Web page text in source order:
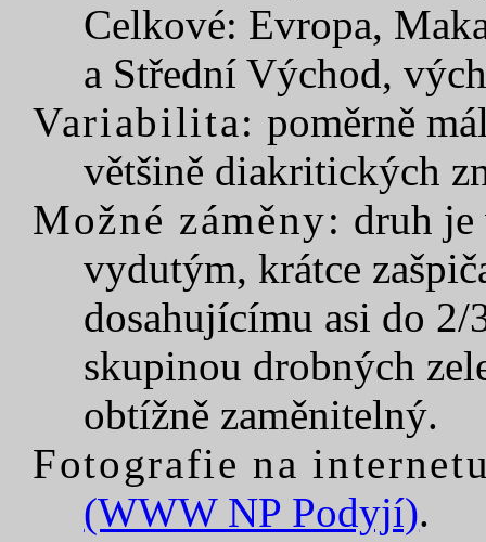
Celkové: Evropa,
a Střední Východ,
Variabilita: poměrně
většině diakritických
Možné záměny: druh je
vydutým, krátce
dosahujícímu asi do
skupinou drobných
obtížně zaměnitelný.
Fotografie na
(WWW NP Podyjí).